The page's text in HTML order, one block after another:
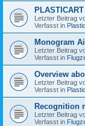
Letzter Beitrag
Verfasst in
Monogram
Letzter Beitrag
Verfasst in
Overview
Letzter Beitrag
Verfasst in
Recognition
Letzter Beitrag
Verfasst in